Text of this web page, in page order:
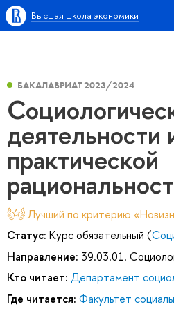
Высшая школа экономики
БАКАЛАВРИАТ 2023/2024
деятельности
практической
Лучший по критерию
Статус: Курс обязательный (
Направление: 39.03.01.
Кто читает: Департамент
Где читается: Факультет